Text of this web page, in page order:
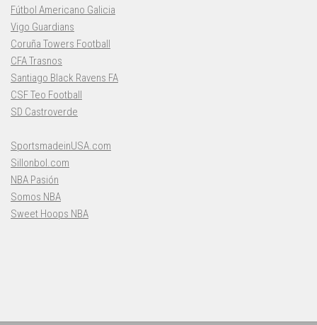
Fútbol Americano Galicia
Vigo Guardians
Coruña Towers Football
CFA Trasnos
Santiago Black Ravens FA
CSF Teo Football
SD Castroverde
SportsmadeinUSA.com
Sillonbol.com
NBA Pasión
Somos NBA
Sweet Hoops NBA